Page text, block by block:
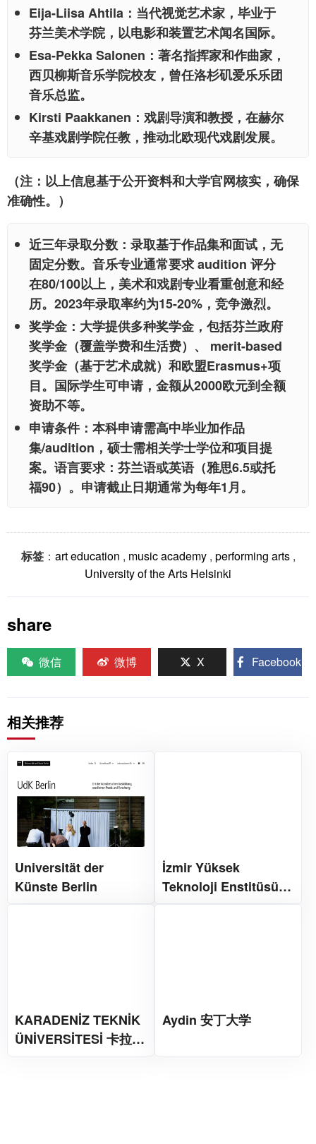
Eija-Liisa Ahtila ：当代视觉艺术家，毕业于
芬兰美术学院，以电影和装置艺术闻名国际。
Esa-Pekka Salonen ：著名指挥家和作曲家，
西贝柳斯音乐学院校友，曾任洛杉矶爱乐乐团
音乐总监。
Kirsti Paakkanen ：戏剧导演和教授，在赫尔
辛基戏剧学院任教，推动北欧现代戏剧发展。
（注：以上信息基于公开资料和大学官网核实，确保
准确性。）
近三年录取分数 ：录取基于作品集和面试，无
固定分数。音乐专业通常要求 audition 评分
在80/100以上，美术和戏剧专业看重创意和经
历。2023年录取率约为15-20%，竞争激烈。
奖学金 ：大学提供多种奖学金，包括芬兰政府
奖学金（覆盖学费和生活费）、 merit-based
奖学金（基于艺术成就）和欧盟Erasmus+项
目。国际学生可申请，金额从2000欧元到全额
资助不等。
申请条件：本科申请需高中毕业加作品
集/audition，硕士需相关学士学位和项目提
案。语言要求：芬兰语或英语（雅思6.5或托
福90）。申请截止日期通常为每年1月。
标签： art education , music academy, performing arts,
University of the Arts Helsinki
share
微信 微博 X Facebook
相关推荐
Universität der
Künste Berlin
İzmir Yüksek
Teknoloji Enstitüsü
伊兹密尔高科技研究所
KARADENİZ TEKNİK
ÜNİVERSİTESİ 卡拉德
Aydin 安丁大学